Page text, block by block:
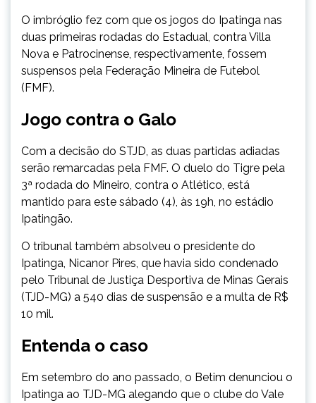
O imbróglio fez com que os jogos do Ipatinga nas
duas primeiras rodadas do Estadual, contra Villa
Nova e Patrocinense, respectivamente, fossem
suspensos pela Federação Mineira de Futebol
(FMF).
Jogo contra o Galo
Com a decisão do STJD, as duas partidas adiadas
serão remarcadas pela FMF. O duelo do Tigre pela
3ª rodada do Mineiro, contra o Atlético, está
mantido para este sábado (4), às 19h, no estádio
Ipatingão.
O tribunal também absolveu o presidente do
Ipatinga, Nicanor Pires, que havia sido condenado
pelo Tribunal de Justiça Desportiva de Minas Gerais
(TJD-MG) a 540 dias de suspensão e a multa de R$
10 mil.
Entenda o caso
Em setembro do ano passado, o Betim denunciou o
Ipatinga ao TJD-MG alegando que o clube do Vale